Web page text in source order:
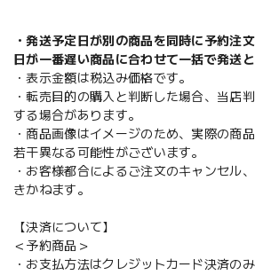
・発送予定日が別の商品を同時に予約注
日が一番遅い商品に合わせて一括で発送と
・表示金額は税込み価格です。
・転売目的の購入と判断した場合、当店
する場合があります。
・商品画像はイメージのため、実際の商
若干異なる可能性がございます。
・お客様都合によるご注文のキャンセル
きかねます。
【決済について】
＜予約商品＞
・お支払方法はクレジットカード決済のみ